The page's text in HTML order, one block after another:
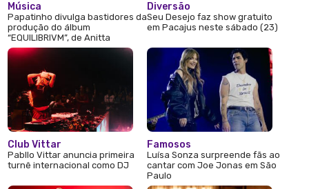
Música
Papatinho divulga bastidores da
produção do álbum
“EQUILIBRIVM”, de Anitta
Club Vittar
Pabllo Vittar anuncia primeira
turnê internacional como DJ
Diversão
Seu Desejo faz show gratuito
em Pacajus neste sábado (23)
Famosos
Luísa Sonza surpreende fãs ao
cantar com Joe Jonas em São
Paulo